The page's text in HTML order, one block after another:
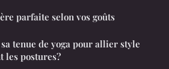
parfaite selon vos goûts
tenue de yoga pour allier style
les postures?